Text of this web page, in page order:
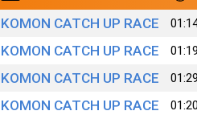
KOMON CATCH UP RACE
KOMON CATCH UP RACE
KOMON CATCH UP RACE
KOMON CATCH UP RACE